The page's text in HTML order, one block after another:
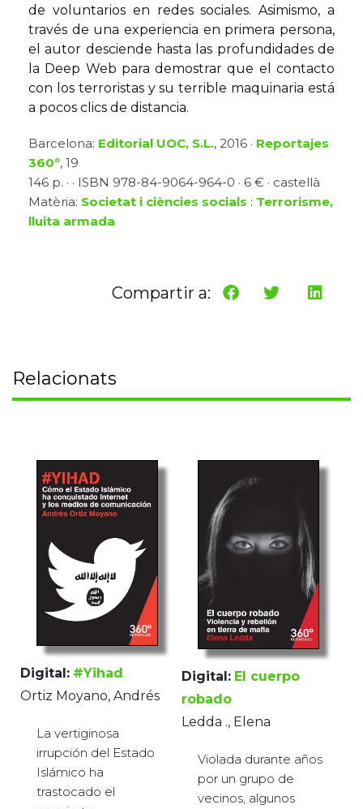
de voluntarios en redes sociales. Asimismo, a
través de una experiencia en primera persona,
el autor desciende hasta las profundidades de
la Deep Web para demostrar que el contacto
con los terroristas y su terrible maquinaria está
a pocos clics de distancia.
Barcelona: Editorial UOC, S.L., 2016 · Reportajes
360º, 19
146 p. · · ISBN 978-84-9064-964-0 · 6 € · castellà
Matèria: Societat i ciències socials : Terrorisme,
lluita armada
Compartir a:
Relacionats
Digital: #Yihad
Ortiz Moyano, Andrés
La vertiginosa
irrupción del Estado
Islámico ha
trastocado el
Digital: El cuerpo
robado
Ledda ., Elena
Violada durante años
por un grupo de
vecinos, algunos